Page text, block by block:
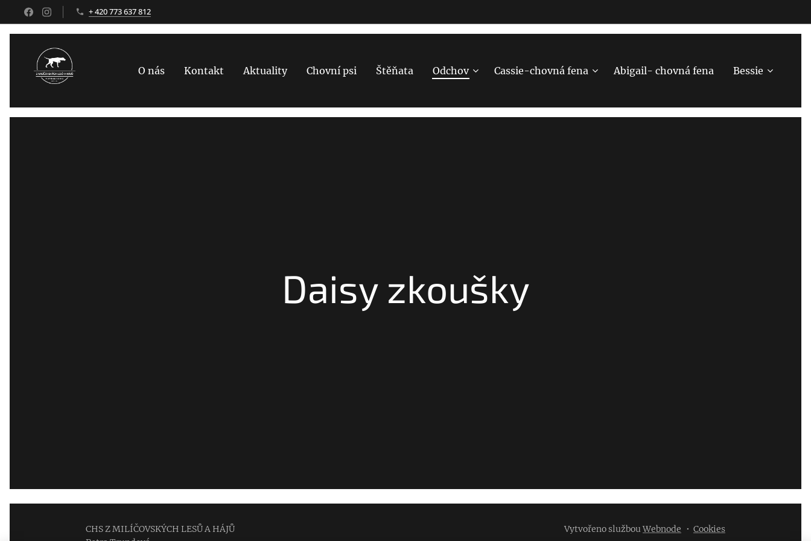
+ 420 773 637 812
O nás Kontakt Aktuality Chovní psi Štěňata Odchov Cassie-chovná fena Abigail- chovná fena Bessie
Daisy zkoušky
CHS Z MILÍČOVSKÝCH LESŮ A HÁJŮ
Vytvořeno službouWebnode Cookies